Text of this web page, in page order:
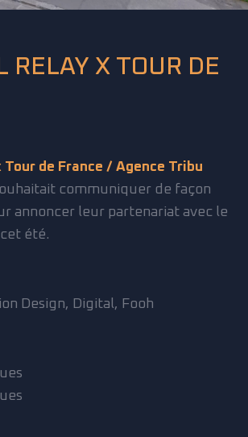
RELAY X TOUR DE
Tour de France / Agence Tribu
communiquer de façon
annoncer leur partenariat avec le
été.
Design, Digital, Fooh